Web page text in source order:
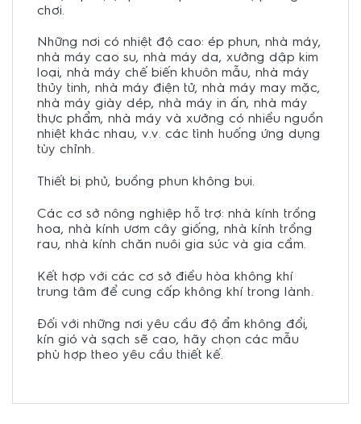
chơi.
Những nơi có nhiệt độ cao: ép phun, nhà máy,
nhà máy cao su, nhà máy da, xưởng dập kim
loại, nhà máy chế biến khuôn mẫu, nhà máy
thủy tinh, nhà máy điện tử, nhà máy may mặc,
nhà máy giày dép, nhà máy in ấn, nhà máy
thực phẩm, nhà máy và xưởng có nhiều nguồn
nhiệt khác nhau, v.v. các tình huống ứng dụng
tùy chỉnh.
Thiết bị phủ, buồng phun không bụi.
Các cơ sở nông nghiệp hỗ trợ: nhà kính trồng
hoa, nhà kính ươm cây giống, nhà kính trồng
rau, nhà kính chăn nuôi gia súc và gia cầm.
Kết hợp với các cơ sở điều hòa không khí
trung tâm để cung cấp không khí trong lành.
Đối với những nơi yêu cầu độ ẩm không đổi,
kín gió và sạch sẽ cao, hãy chọn các mẫu
phù hợp theo yêu cầu thiết kế.